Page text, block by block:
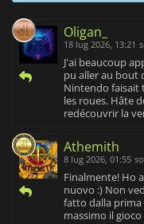
Oligan_
18 lug 2026, 13:21
J'ai beaucoup
pu aller au bout
Nintendo faisait
les roues. Hâte
redécouvrir la
Athemith
8 lug 2026, 01:55
Finalmente! Ho
nuovo :) Non
fatto dalla prima
massimo il gioco